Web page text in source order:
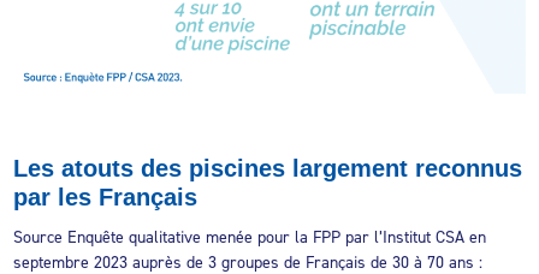
Les atouts des piscines largement reconnus
par les Français
Source Enquête qualitative menée pour la FPP par l’Institut CSA en
septembre 2023 auprès de 3 groupes de Français de 30 à 70 ans :